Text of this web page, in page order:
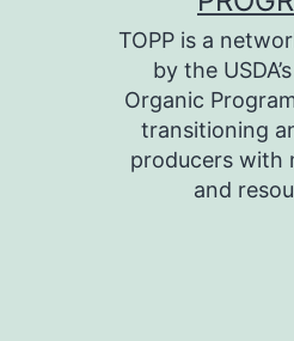
TOPP is a
by the
Organic
transitioning
producers with
and